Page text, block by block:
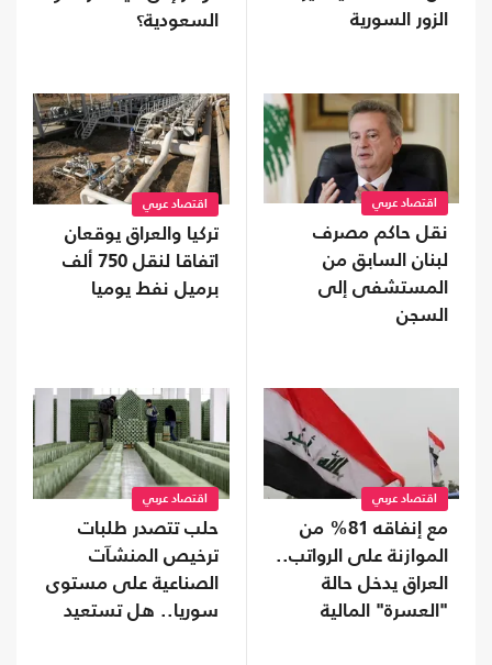
الزور السورية
السعودية؟
اقتصاد عربي
نقل حاكم مصرف
لبنان السابق من
المستشفى إلى
السجن
اقتصاد عربي
تركيا والعراق يوقعان
اتفاقا لنقل 750 ألف
برميل نفط يوميا
اقتصاد عربي
مع إنفاقه 81% من
الموازنة على الرواتب..
العراق يدخل حالة
"العسرة" المالية
اقتصاد عربي
حلب تتصدر طلبات
ترخيص المنشآت
الصناعية على مستوى
سوريا.. هل تستعيد